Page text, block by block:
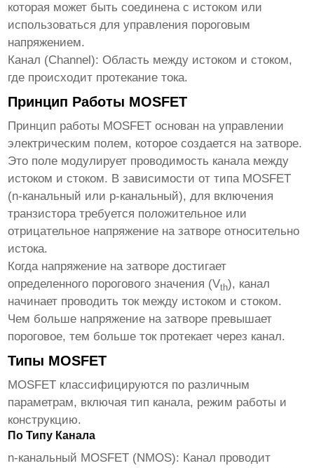
которая может быть соединена с истоком или
использоваться для управления пороговым
напряжением.
Канал (Channel): Область между истоком и стоком,
где происходит протекание тока.
Принцип Работы MOSFET
Принцип работы MOSFET основан на управлении
электрическим полем, которое создается на затворе.
Это поле модулирует проводимость канала между
истоком и стоком. В зависимости от типа MOSFET
(n-канальный или p-канальный), для включения
транзистора требуется положительное или
отрицательное напряжение на затворе относительно
истока.
Когда напряжение на затворе достигает
определенного порогового значения (Vth), канал
начинает проводить ток между истоком и стоком.
Чем больше напряжение на затворе превышает
пороговое, тем больше ток протекает через канал.
Типы MOSFET
MOSFET классифицируются по различным
параметрам, включая тип канала, режим работы и
конструкцию.
По Типу Канала
n-канальный MOSFET (NMOS): Канал проводит